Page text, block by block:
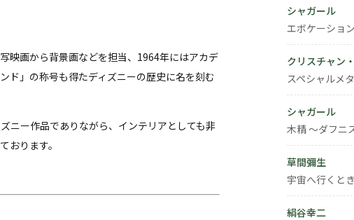
映画から背景画などを担当、1964年にはアカデ
ド」の称号も得たディズニーの歴史に名を刻む
ニー作品でありながら、インテリアとしても非
おります。
シャガール
エボケーション
クリスチャン
スペシャルメ
シャガール
木精 ～ダフニ
草間彌生
宇宙へ行くと
絹谷幸二